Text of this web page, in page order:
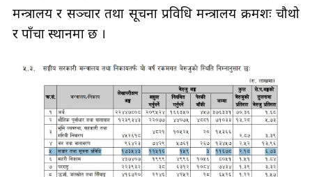
मन्त्रालय र सञ्चार तथा सूचना प्रविधि मन्त्रालय क्रमशः चौथो
र पाँचौँ स्थानमा छ ।